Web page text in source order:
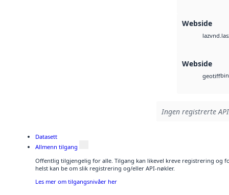
Webside
laz
Webside
geotiffbin
Ingen registrerte
Datasett
Allmenn tilgang
Offentlig tilgjengelig for alle. Tilgang kan likevel kreve registrering og
helst kan be om slik registrering og/eller API-nøkler.
Les mer om tilgangsnivåer her